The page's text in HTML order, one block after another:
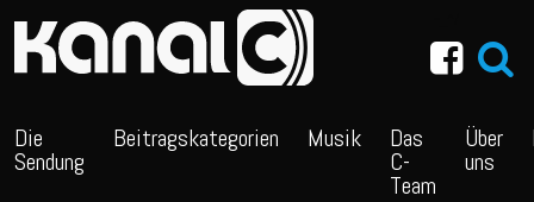
Die
Sendung
Beitragskategorien Musik Das
C-
Team
Über
uns